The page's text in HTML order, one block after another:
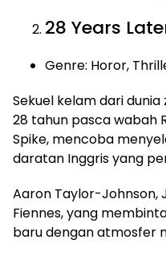
28 Years
Genre: Horor,
Sekuel kelam dari
28 tahun pasca wabah
Spike, mencoba
daratan Inggris yang
Aaron Taylor-Johnson,
Fiennes, yang
baru dengan atmosfer